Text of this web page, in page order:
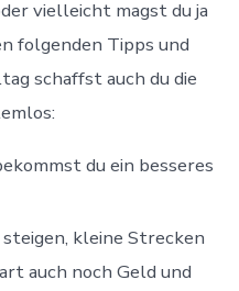
vielleicht magst du ja
folgenden Tipps und
schaffst auch du die
du ein besseres
kleine Strecken
auch noch Geld und